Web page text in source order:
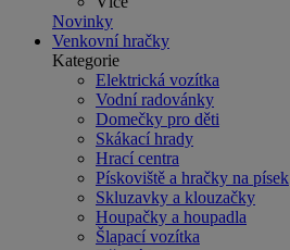
Novinky
Venkovní hračky
Kategorie
Elektrická vozítka
Vodní radovánky
Domečky pro děti
Skákací hrady
Hrací centra
Pískoviště a hračky na písek
Skluzavky a klouzačky
Houpačky a houpadla
Šlapací vozítka